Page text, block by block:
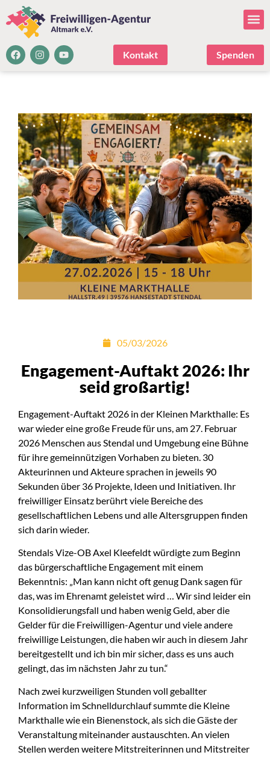
Kontakt Spenden
05/03/2026
Engagement-Auftakt 2026: Ihr
seid großartig!
Engagement-Auftakt 2026 in der Kleinen Markthalle: Es
war wieder eine große Freude für uns, am 27. Februar
2026 Menschen aus Stendal und Umgebung eine Bühne
für ihre gemeinnützigen Vorhaben zu bieten. 30
Akteurinnen und Akteure sprachen in jeweils 90
Sekunden über 36 Projekte, Ideen und Initiativen. Ihr
freiwilliger Einsatz berührt viele Bereiche des
gesellschaftlichen Lebens und alle Altersgruppen finden
sich darin wieder.
Stendals Vize-OB Axel Kleefeldt würdigte zum Beginn
das bürgerschaftliche Engagement mit einem
Bekenntnis: „Man kann nicht oft genug Dank sagen für
das, was im Ehrenamt geleistet wird … Wir sind leider ein
Konsolidierungsfall und haben wenig Geld, aber die
Gelder für die Freiwilligen-Agentur und viele andere
freiwillige Leistungen, die haben wir auch in diesem Jahr
bereitgestellt und ich bin mir sicher, dass es uns auch
gelingt, das im nächsten Jahr zu tun.“
Nach zwei kurzweiligen Stunden voll geballter
Information im Schnelldurchlauf summte die Kleine
Markthalle wie ein Bienenstock, als sich die Gäste der
Veranstaltung miteinander austauschten. An vielen
Stellen werden weitere Mitstreiterinnen und Mitstreiter